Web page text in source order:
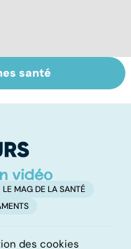
savoir sur
santé
LE MAG DE LA SANTÉ
des cookies